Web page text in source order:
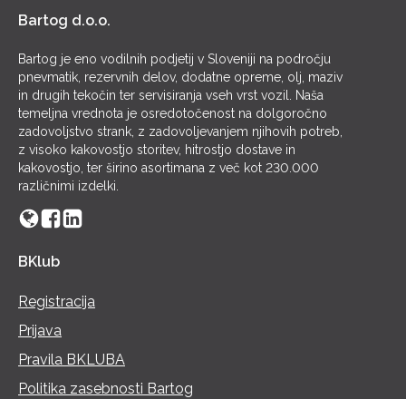
Bartog d.o.o.
Bartog je eno vodilnih podjetij v Sloveniji na področju
pnevmatik, rezervnih delov, dodatne opreme, olj, maziv
in drugih tekočin ter servisiranja vseh vrst vozil. Naša
temeljna vrednota je osredotočenost na dolgoročno
zadovoljstvo strank, z zadovoljevanjem njihovih potreb,
z visoko kakovostjo storitev, hitrostjo dostave in
kakovostjo, ter širino asortimana z več kot 230.000
različnimi izdelki.
BKlub
Registracija
Prijava
Pravila BKLUBA
Politika zasebnosti Bartog